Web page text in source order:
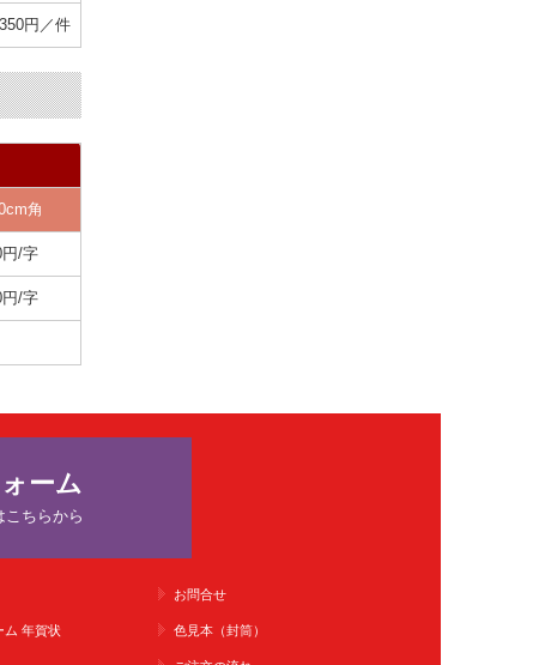
350円／件
角
円/字
円/字
ーム
こちらから
お問合せ
ム 年賀状 色見本（封筒）